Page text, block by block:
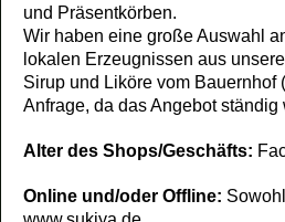
und Präsentkörben.
Wir haben eine große Auswahl
lokalen Erzeugnissen aus
Sirup und Liköre vom Bauernhof
Anfrage, da das Angebot ständig
Alter des Shops/Geschäfts:
Online und/oder Offline: